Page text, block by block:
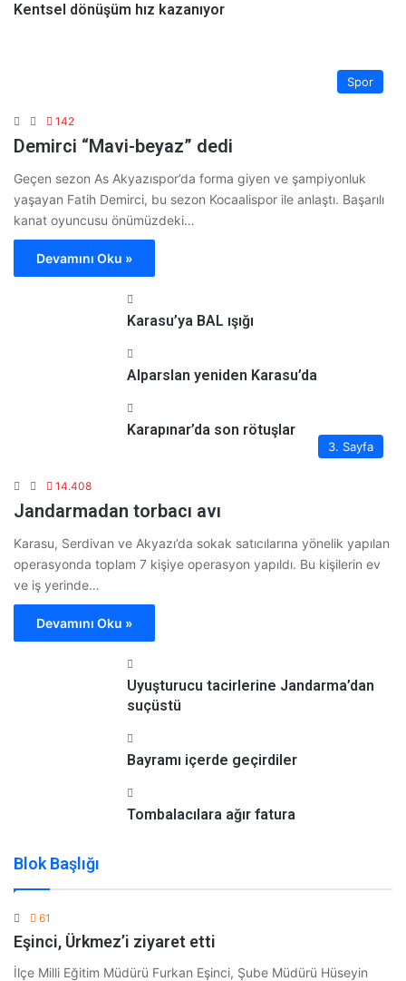
Kentsel dönüşüm hız kazanıyor
Spor
142
Demirci “Mavi-beyaz” dedi
Geçen sezon As Akyazıspor’da forma giyen ve şampiyonluk
yaşayan Fatih Demirci, bu sezon Kocaalispor ile anlaştı. Başarılı
kanat oyuncusu önümüzdeki…
Devamını Oku »
Karasu’ya BAL ışığı
Alparslan yeniden Karasu’da
Karapınar’da son rötuşlar
3. Sayfa
14.408
Jandarmadan torbacı avı
Karasu, Serdivan ve Akyazı’da sokak satıcılarına yönelik yapılan
operasyonda toplam 7 kişiye operasyon yapıldı. Bu kişilerin ev
ve iş yerinde…
Devamını Oku »
Uyuşturucu tacirlerine Jandarma’dan
suçüstü
Bayramı içerde geçirdiler
Tombalacılara ağır fatura
Blok Başlığı
61
Eşinci, Ürkmez’i ziyaret etti
İlçe Milli Eğitim Müdürü Furkan Eşinci, Şube Müdürü Hüseyin